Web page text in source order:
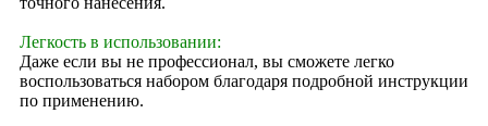
Легкость в использовании:
Даже если вы не профессионал, вы сможете легко
воспользоваться набором благодаря подробной инструкции
по применению.